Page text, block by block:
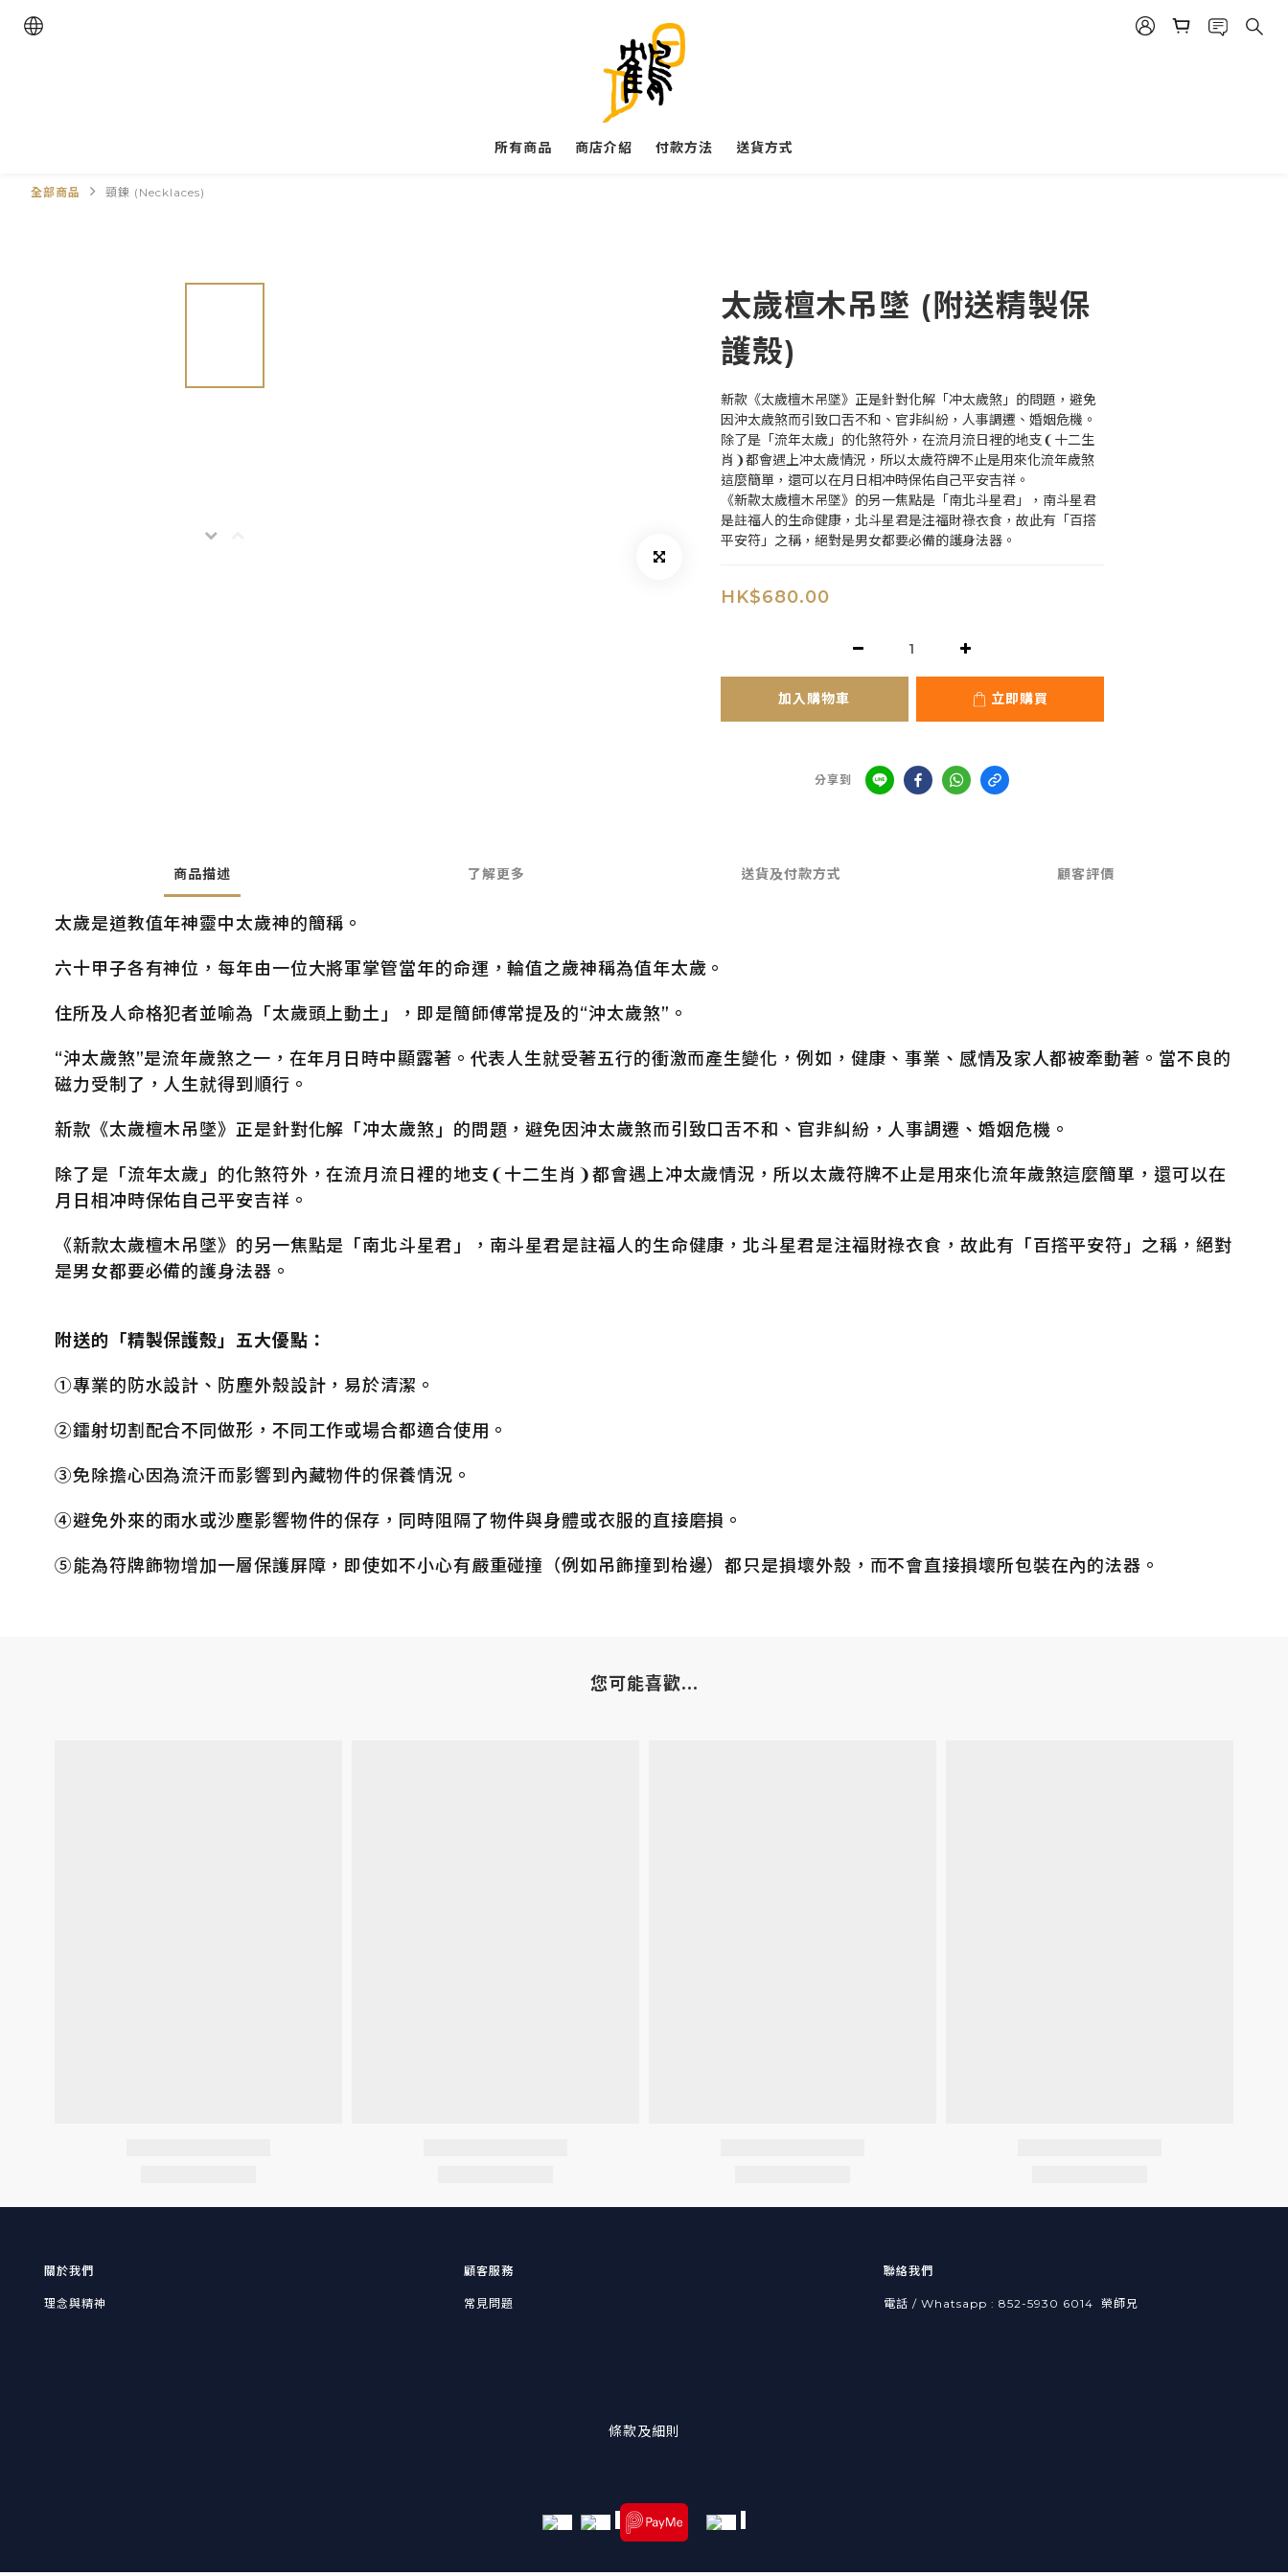
所有商品 商店介紹 付款方法 送貨方式
全部商品 頸鍊 (Necklaces)
太歲檀木吊墜 (附送精製保
護殼)
新款《太歲檀木吊墜》正是針對化解「冲太歲煞」的問題，避免
因沖太歲煞而引致口舌不和、官非糾紛，人事調遷、婚姻危機。
除了是「流年太歲」的化煞符外，在流月流日裡的地支❨十二生
肖❩都會遇上冲太歲情況，所以太歲符牌不止是用來化流年歲煞
這麼簡單，還可以在月日相冲時保佑自己平安吉祥。
《新款太歲檀木吊墜》的另一焦點是「南北斗星君」，南斗星君
是註福人的生命健康，北斗星君是注福財祿衣食，故此有「百撘
平安符」之稱，絕對是男女都要必備的護身法器。
HK$680.00
加入購物車 立即購買
分享到
商品描述 了解更多 送貨及付款方式 顧客評價
太歲是道教值年神靈中太歲神的簡稱。
六十甲子各有神位，每年由一位大將軍掌管當年的命運，輪值之歲神稱為值年太歲。
住所及人命格犯者並喻為「太歲頭上動土」，即是簡師傅常提及的“沖太歲煞”。
“沖太歲煞”是流年歲煞之一，在年月日時中顯露著。代表人生就受著五行的衝激而產生變化，例如，健康、事業、感情及家人都被牽動著。當不良的
磁力受制了，人生就得到順行。 ​​​
新款《太歲檀木吊墜》正是針對化解「冲太歲煞」的問題，避免因沖太歲煞而引致口舌不和、官非糾紛，人事調遷、婚姻危機。
除了是「流年太歲」的化煞符外，在流月流日裡的地支❨十二生肖❩都會遇上冲太歲情況，所以太歲符牌不止是用來化流年歲煞這麼簡單，還可以在
月日相冲時保佑自己平安吉祥。
《新款太歲檀木吊墜》的另一焦點是「南北斗星君」，南斗星君是註福人的生命健康，北斗星君是注福財祿衣食，故此有「百撘平安符」之稱，絕對
是男女都要必備的護身法器。
附送的「精製保護殼」五大優點：
①專業的防水設計、防塵外殼設計，易於清潔。
②鐳射切割配合不同做形，不同工作或場合都適合使用。
​③免除擔心因為流汗而影響到內藏物件的保養情況。
④避免外來的雨水或沙塵影響物件的保存，同時阻隔了物件與身體或衣服的直接磨損。
⑤能為符牌飾物增加一層保護屏障，即使如不小心有嚴重碰撞（例如吊飾撞到枱邊）都只是損壞外殼，而不會直接損壞所包裝在內的法器。
您可能喜歡...
關於我們
理念與精神
顧客服務
常見問題
聯絡我們
電話 / Whatsapp : 852-5930 6014 榮師兄
條款及細則